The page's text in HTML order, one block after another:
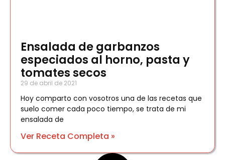
Ensalada de garbanzos
especiados al horno, pasta y
tomates secos
29 de abril de 2021
Hoy comparto con vosotros una de las recetas que
suelo comer cada poco tiempo, se trata de mi
ensalada de
Ver Receta Completa »